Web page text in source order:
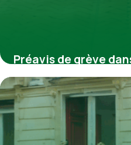
Préavis de grève
publique :
4 juillet 2025